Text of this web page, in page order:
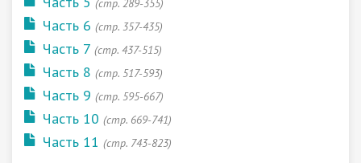
(стр. 289-355)
Часть 6 (стр. 357-435)
Часть 7 (стр. 437-515)
Часть 8 (стр. 517-593)
Часть 9 (стр. 595-667)
Часть 10 (стр. 669-741)
Часть 11 (стр. 743-823)